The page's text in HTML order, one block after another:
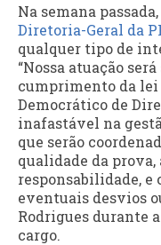
Na semana
Diretoria-Geral da
qualquer tipo de
“Nossa atuação
cumprimento da lei
Democrático de
inafastável na
que serão
qualidade da
responsabilidade, e
eventuais desvios
Rodrigues durante
cargo.